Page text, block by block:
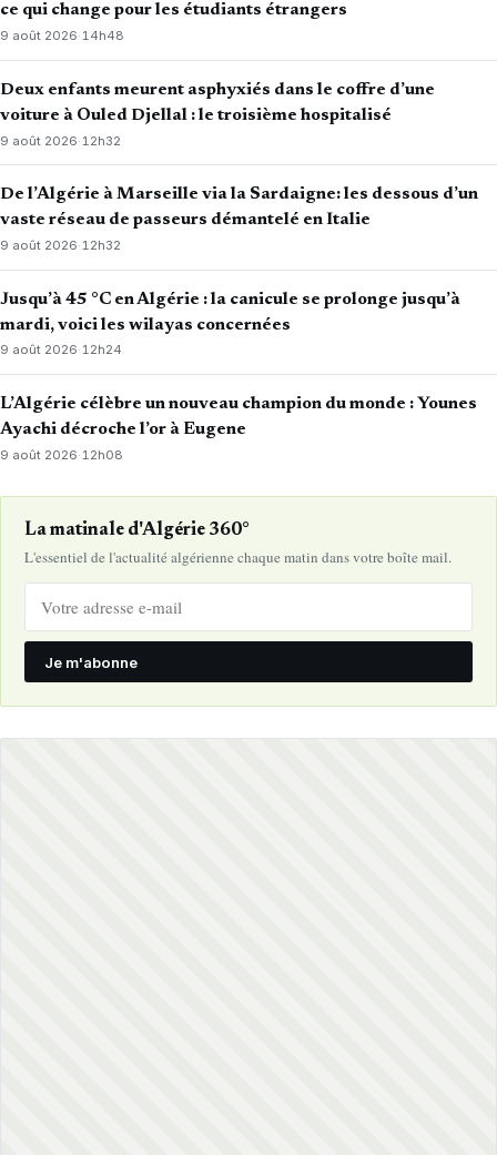
ce qui change pour les étudiants étrangers
9 août 2026·14h48
Deux enfants meurent asphyxiés dans le coffre d’une
voiture à Ouled Djellal : le troisième hospitalisé
9 août 2026· 12h32
De l’Algérie à Marseille via la Sardaigne: les dessous d’un
vaste réseau de passeurs démantelé en Italie
9 août 2026·12h32
Jusqu’à 45 °C en Algérie : la canicule se prolonge jusqu’à
mardi, voici les wilayas concernées
9 août 2026·12h24
L’Algérie célèbre un nouveau champion du monde : Younes
Ayachi décroche l’or à Eugene
9 août 2026· 12h08
La matinale d'Algérie 360°
L'essentiel de l'actualité algérienne chaque matin dans votre boîte mail.
Je m'abonne